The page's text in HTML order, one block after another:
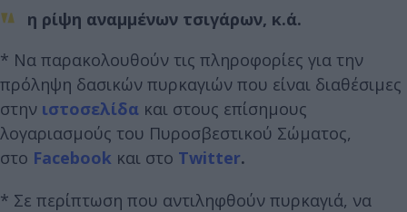
η ρίψη αναμμένων τσιγάρων, κ.ά.
* Να παρακολουθούν τις πληροφορίες για την
πρόληψη δασικών πυρκαγιών που είναι διαθέσιμες
στην ιστοσελίδα και στους επίσημους
λογαριασμούς του Πυροσβεστικού Σώματος,
στο Facebook και στο Twitter.
* Σε περίπτωση που αντιληφθούν πυρκαγιά, να